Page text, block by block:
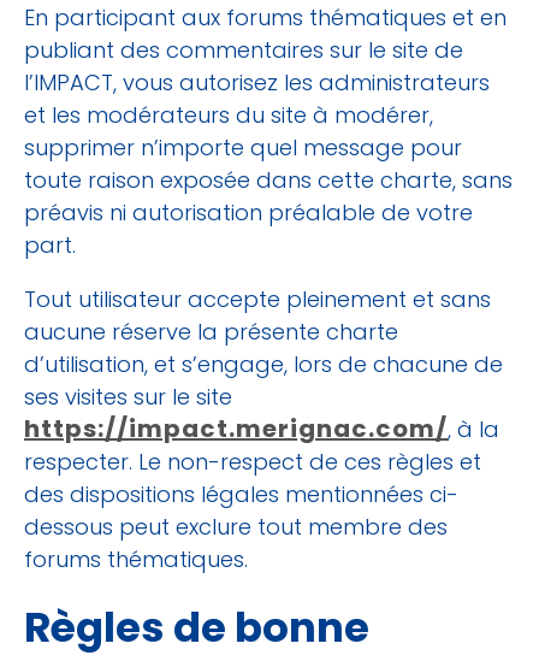
En participant aux forums thématiques et en
publiant des commentaires sur le site de
l’IMPACT, vous autorisez les administrateurs
et les modérateurs du site à modérer,
supprimer n’importe quel message pour
toute raison exposée dans cette charte, sans
préavis ni autorisation préalable de votre
part.
Tout utilisateur accepte pleinement et sans
aucune réserve la présente charte
d’utilisation, et s’engage, lors de chacune de
ses visites sur le site
https://impact.merignac.com/, à la
respecter. Le non-respect de ces règles et
des dispositions légales mentionnées ci-
dessous peut exclure tout membre des
forums thématiques.
Règles de bonne